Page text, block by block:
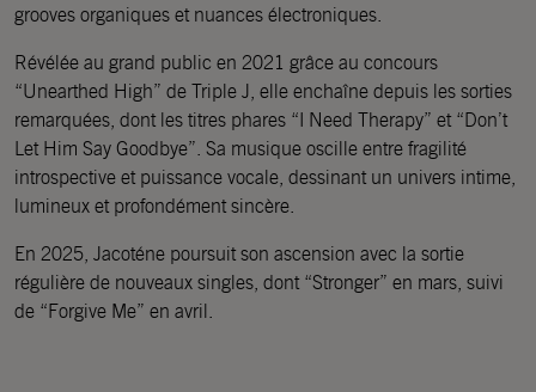
grooves organiques et nuances électroniques.
Révélée au grand public en 2021 grâce au concours
“Unearthed High” de Triple J, elle enchaîne depuis les sorties
remarquées, dont les titres phares “I Need Therapy” et “Don’t
Let Him Say Goodbye”. Sa musique oscille entre fragilité
introspective et puissance vocale, dessinant un univers intime,
lumineux et profondément sincère.
En 2025, Jacoténe poursuit son ascension avec la sortie
régulière de nouveaux singles, dont “Stronger” en mars, suivi
de “Forgive Me” en avril.